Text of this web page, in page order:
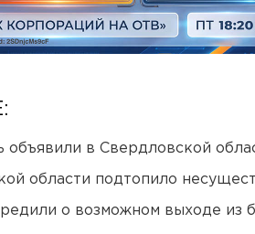
объявили в Свердловской
области подтопило
о возможном выходе из